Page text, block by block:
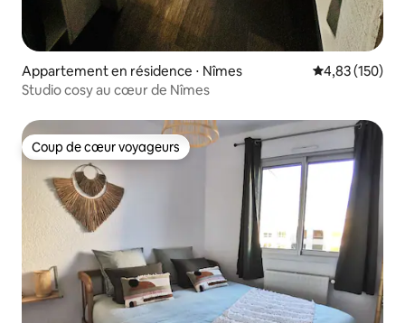
Appartement en résidence ⋅ Nîmes Évaluation
4,83 (150)
Studio cosy au cœur de Nîmes
Coup de cœur voyageurs
Coup de cœur voyageurs